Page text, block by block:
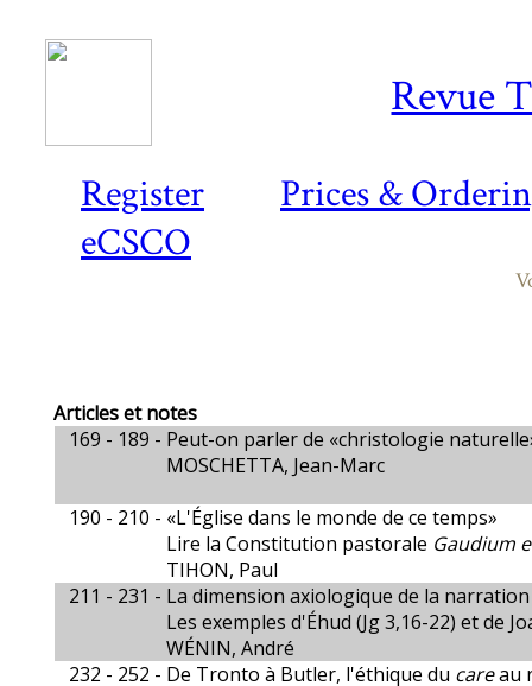
Register
Prices &
eCSCO
Revue
Articles et notes
169 - 189 - Peut-on parler de «christologie
MOSCHETTA, Jean-Marc
190 - 210 - «L'Église dans le monde de ce temps»
Lire la Constitution pastorale Gaudium
TIHON, Paul
211 - 231 - La dimension axiologique de la
Les exemples d'Éhud (Jg 3,16-22) et de
WÉNIN, André
232 - 252 - De Tronto à Butler, l'éthique du careau